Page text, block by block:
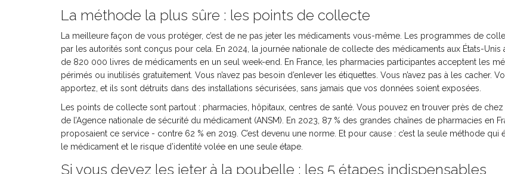
La méthode la plus sûre : les points de collecte
La meilleure façon de vous protéger, c’est de ne pas jeter les médicaments vous-même. Les programmes de
par les autorités sont conçus pour cela. En 2024, la journée nationale de collecte des médicaments aux États-Unis
de 820 000 livres de médicaments en un seul week-end. En France, les pharmacies participantes acceptent les
périmés ou inutilisés gratuitement. Vous n’avez pas besoin d’enlever les étiquettes. Vous n’avez pas à les cacher.
apportez, et ils sont détruits dans des installations sécurisées, sans jamais que vos données soient exposées.
Les points de collecte sont partout : pharmacies, hôpitaux, centres de santé. Vous pouvez en trouver près de
de l’Agence nationale de sécurité du médicament (ANSM). En 2023, 87 % des grandes chaînes de pharmacies en
proposaient ce service - contre 62 % en 2019. C’est devenu une norme. Et pour cause : c’est la seule méthode qui
le médicament et le risque d’identité volée en une seule étape.
Si vous devez les jeter à la poubelle : les 5 étapes indispensables